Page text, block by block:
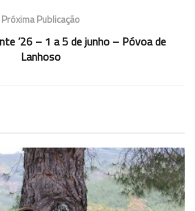
Próxima Publicação
’26 – 1 a 5 de junho – Póvoa de
Lanhoso